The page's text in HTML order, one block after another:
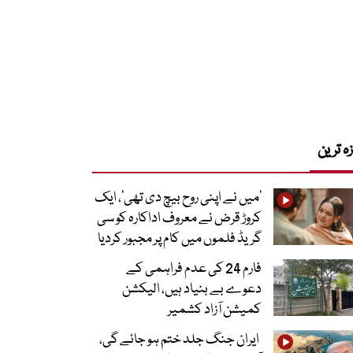
ترین
’میں نے اپنی روح بیچ دی تھی‘، ایک
کروڑ قرض نے معروف اداکارہ کو سی
گریڈ فلموں میں کام پر مجبور کردیا
فارم 24 کی عدم فراہمی کے
دعوے بے بنیاد ہیں، الیکشن
کمیشن آزاد کشمیر
ایران جنگ جلد ختم ہو جائے گی،